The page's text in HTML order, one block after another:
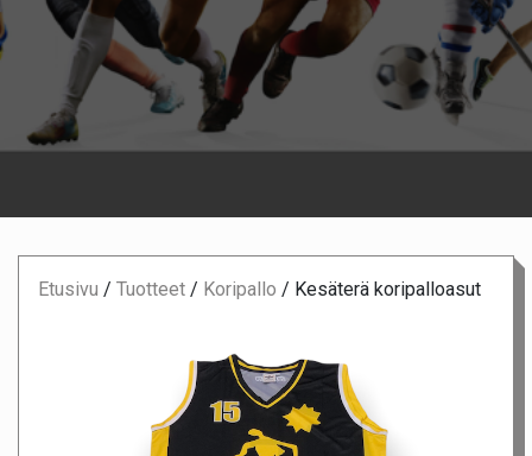
Etusivu / Tuotteet / Koripallo / Kesäterä koripalloasut